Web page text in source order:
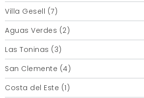
Villa Gesell (7)
Aguas Verdes (2)
Las Toninas (3)
San Clemente (4)
Costa del Este (1)